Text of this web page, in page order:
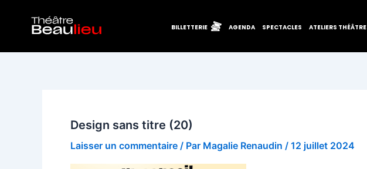
contenu
BILLETTERIE AGENDA SPECTACLES ATELIERS THÉÂTRE
Design sans titre (20)
Laisser un commentaire / Par Magalie Renaudin / 12 juillet 2024